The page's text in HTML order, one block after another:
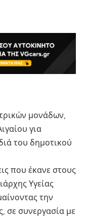
μονάδων,
για
του δημοτικού
που έκανε στους
Υγείας
την
σε συνεργασία με